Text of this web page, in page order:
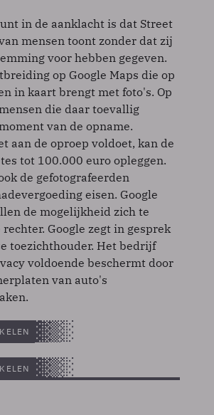
in de aanklacht is dat Street
mensen toont zonder dat zij
voor hebben gegeven.
op Google Maps die op
in kaart brengt met foto's. Op
die daar toevallig
van de opname.
aan de oproep voldoet, kan de
tot 100.000 euro opleggen.
de gefotografeerden
eisen. Google
de mogelijkheid zich te
Google zegt in gesprek
toezichthouder. Het bedrijf
voldoende beschermt door
van auto's